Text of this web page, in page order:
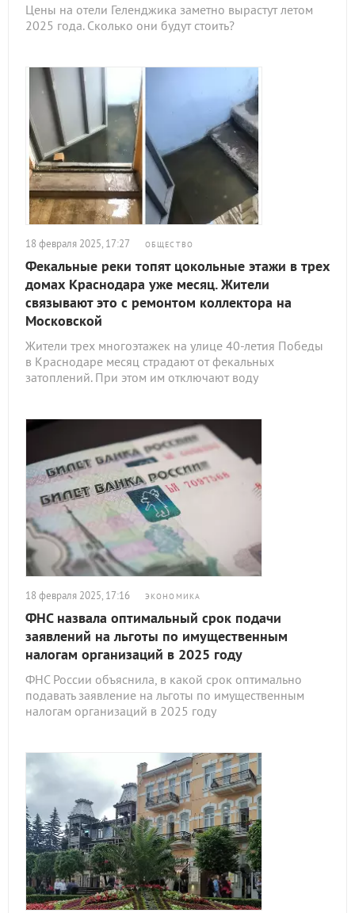
Цены на отели Геленджика заметно вырастут летом
2025 года. Сколько они будут стоить?
18 февраля 2025, 17:27 ОБЩЕСТВО
Фекальные реки топят цокольные этажи в трех
домах Краснодара уже месяц. Жители
связывают это с ремонтом коллектора на
Московской
Жители трех многоэтажек на улице 40-летия Победы
в Краснодаре месяц страдают от фекальных
затоплений. При этом им отключают воду
18 февраля 2025, 17:16 ЭКОНОМИКА
ФНС назвала оптимальный срок подачи
заявлений на льготы по имущественным
налогам организаций в 2025 году
ФНС России объяснила, в какой срок оптимально
подавать заявление на льготы по имущественным
налогам организаций в 2025 году